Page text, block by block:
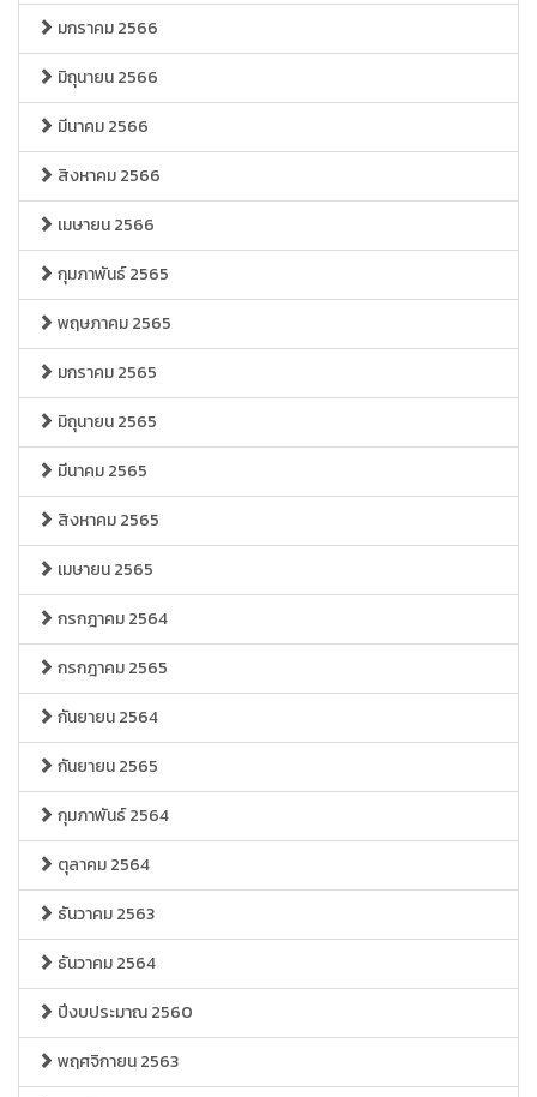
มกราคม 2566
มิถุนายน 2566
มีนาคม 2566
สิงหาคม 2566
เมษายน 2566
กุมภาพันธ์ 2565
พฤษภาคม 2565
มกราคม 2565
มิถุนายน 2565
มีนาคม 2565
สิงหาคม 2565
เมษายน 2565
กรกฎาคม 2564
กรกฎาคม 2565
กันยายน 2564
กันยายน 2565
กุมภาพันธ์ 2564
ตุลาคม 2564
ธันวาคม 2563
ธันวาคม 2564
ปีงบประมาณ 2560
พฤศจิกายน 2563